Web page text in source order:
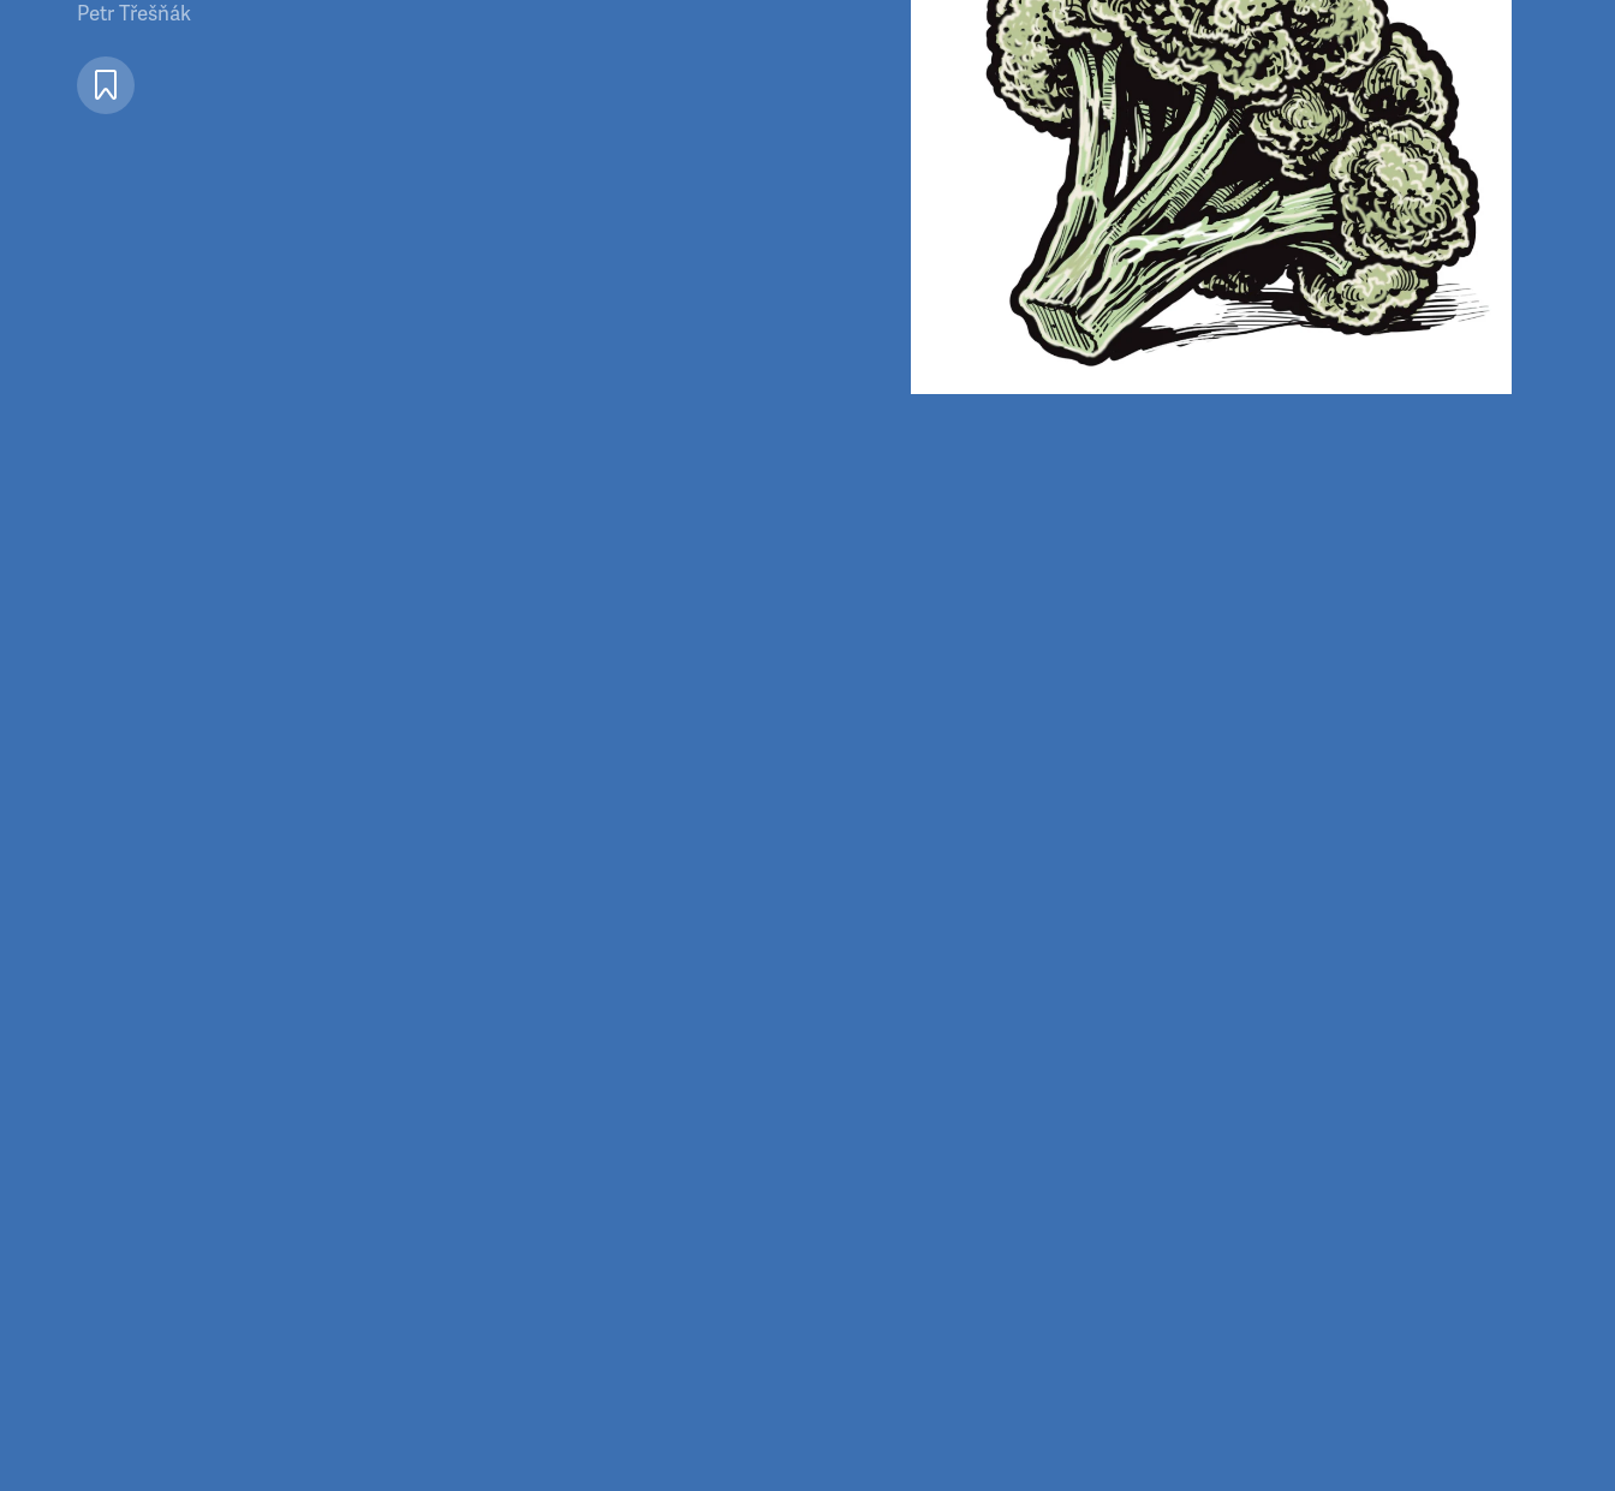
Petr Třešňák